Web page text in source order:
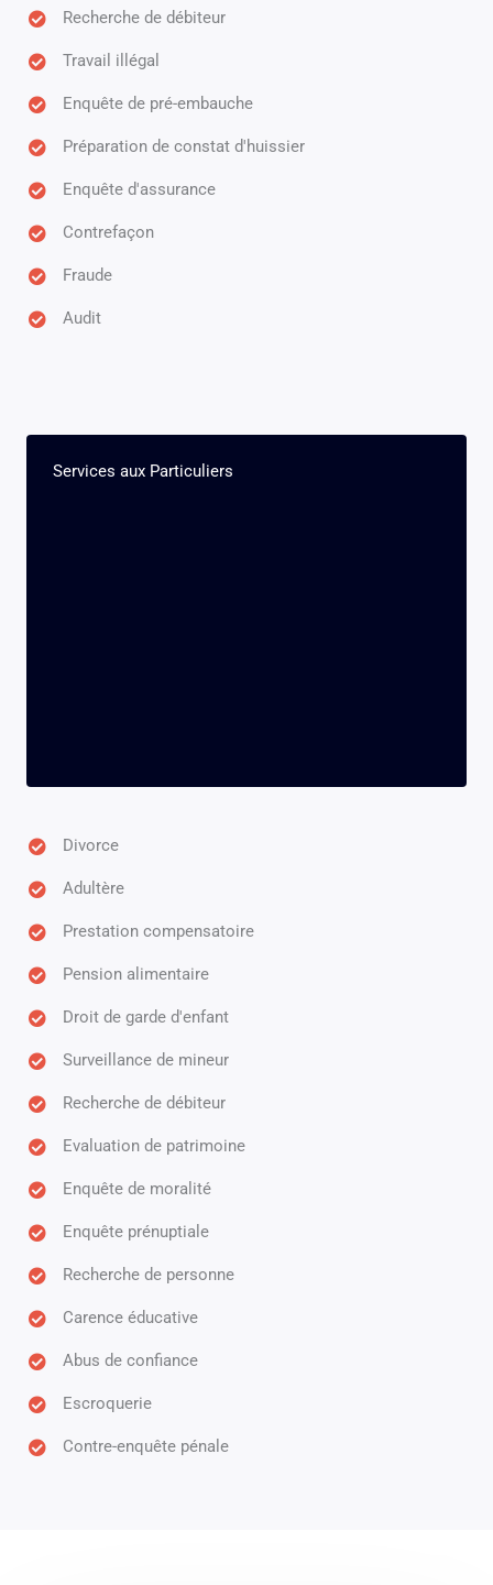
Recherche de débiteur
Travail illégal
Enquête de pré-embauche
Préparation de constat d'huissier
Enquête d'assurance
Contrefaçon
Fraude
Audit
Services aux Particuliers​
Divorce
Adultère
Prestation compensatoire
Pension alimentaire
Droit de garde d'enfant
Surveillance de mineur
Recherche de débiteur
Evaluation de patrimoine
Enquête de moralité
Enquête prénuptiale
Recherche de personne
Carence éducative
Abus de confiance
Escroquerie
Contre-enquête pénale